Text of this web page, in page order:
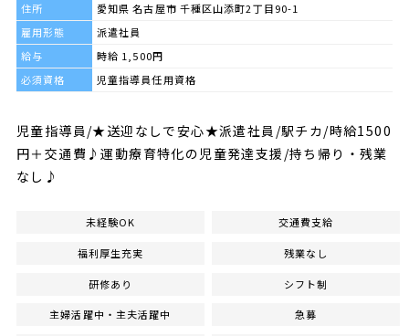
住所
愛知県 名古屋市 千種区山添町2丁目90-1
雇用形態
派遣社員
給与
時給 1,500円
必須資格
児童指導員任用資格
児童指導員/★送迎なしで安心★派遣社員/駅チカ/時給1500
円＋交通費♪運動療育特化の児童発達支援/持ち帰り・残業
なし♪
未経験OK 交通費支給
福利厚生充実 残業なし
研修あり シフト制
主婦活躍中・主夫活躍中 急募